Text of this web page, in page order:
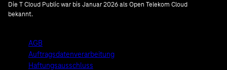
Die T Cloud Public war bis Januar 2026 als Open Telekom Cloud
bekannt.
AGB
Auftragsdatenverarbeitung
Haftungsausschluss